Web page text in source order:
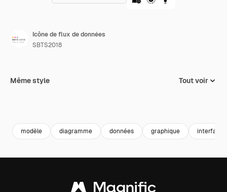
Icône de flux de données
SBTS2018
Même style Tout voir
modèle diagramme données graphique interface